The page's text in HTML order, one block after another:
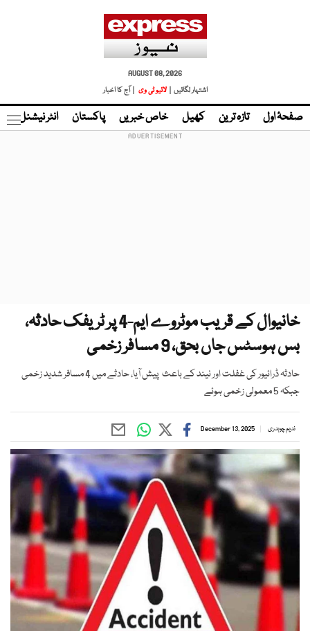
AUGUST 08, 2026
اشتہار لگائیں |
لائیو ٹی وی | آج کا اخبار
صفحۂ اول تازہ ترین کھیل خاص خبریں پاکستان انٹر نیشنل
خانیوال کے قریب موٹروے ایم-4 پر ٹریفک حادثہ،
بس ہوسٹس جاں بحق، 9 مسافر زخمی
حادثہ ڈرائیور کی غفلت اور نیند کے باعث پیش آیا، حادثے میں 4 مسافر شدید زخمی
جبکہ 5 معمولی زخمی ہوئے
ندیم چوہدری December 13, 2025